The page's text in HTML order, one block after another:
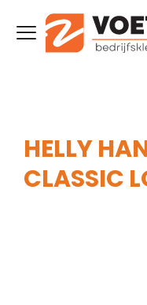
HELLY
CLASSIC